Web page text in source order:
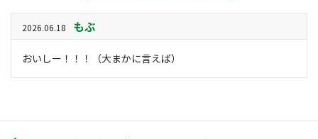
2026.06.18 もぶ
おいしー！！！（大まかに言えば）